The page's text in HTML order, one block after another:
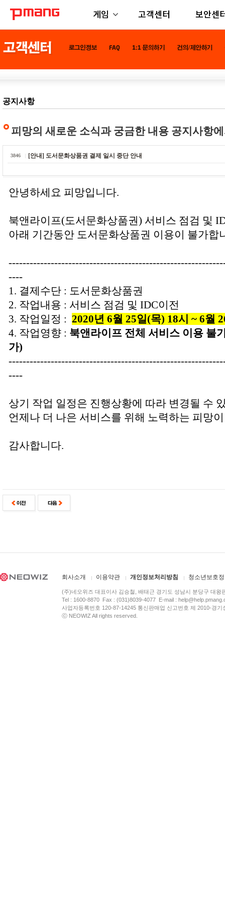
게임 고객센터 보안센
공지사항
피망의 새로운 소식과 궁금한 내용 공지사항
3846 [안내] 도서문화상품권 결제 일시 중단 안내
안녕하세요 피망입니다.
북앤라이프(도서문화상품권) 서비스 점검 및
아래 기간동안 도서문화상품권 이용이 불가합
----
1. 결제수단 : 도서문화상품권
2. 작업내용 : 서비스 점검 및 IDC이전
3. 작업일정 : 2020년 6월 25일(목) 18시 ~ 6월
4. 작업영향 : 북앤라이프 전체 서비스 이용 불
가)
----
상기 작업 일정은 진행상황에 따라 변경될 수
언제나 더 나은 서비스를 위해 노력하는 피망
감사합니다.
회사소개 이용약관 개인정보처리방침 청소년보호
(주)네오위즈 대표이사 김승철, 배태근 경기도 성남시 분당구 대왕
Tel : 1600-8870 Fax : (031)8039-4077 E-mail :
사업자등록번호 120-87-14245 통신판매업 신고번호 제 2010-경
ⓒ NEOWIZ All rights reserved.